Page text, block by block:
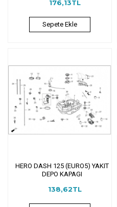
176,13TL
Sepete Ekle
HERO DASH 125 (EURO5) YAKIT
DEPO KAPAGI
138,62TL